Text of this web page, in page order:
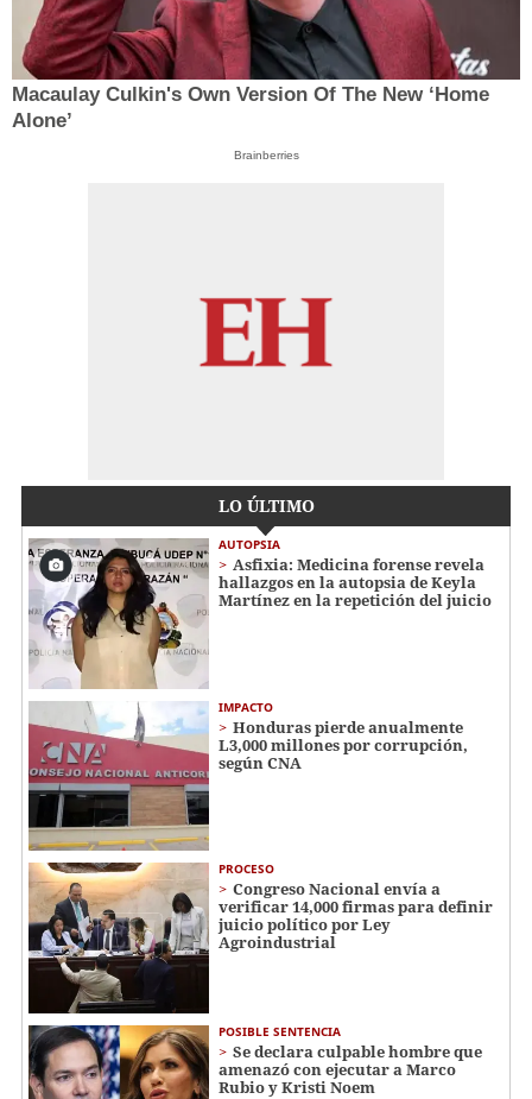
Macaulay Culkin's Own Version Of The New ‘Home
Alone’
Brainberries
LO ÚLTIMO
AUTOPSIA
Asfixia: Medicina forense revela
hallazgos en la autopsia de Keyla
Martínez en la repetición del juicio
IMPACTO
Honduras pierde anualmente
L3,000 millones por corrupción,
según CNA
PROCESO
Congreso Nacional envía a
verificar 14,000 firmas para definir
juicio político por Ley
Agroindustrial
POSIBLE SENTENCIA
Se declara culpable hombre que
amenazó con ejecutar a Marco
Rubio y Kristi Noem